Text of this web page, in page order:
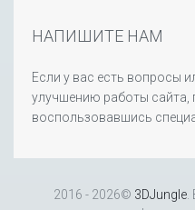
НАПИШИТЕ НАМ
Если у вас есть вопросы
улучшению работы сайта,
воспользовавшись
2016 - 2026© 3DJungle.